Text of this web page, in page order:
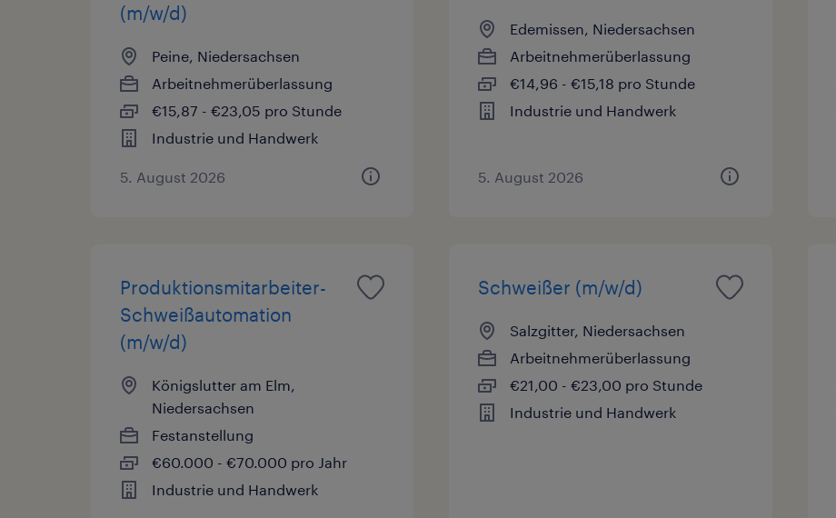
(m/w/d)
Peine, Niedersachsen
Arbeitnehmerüberlassung
€15,87 - €23,05 pro Stunde
Industrie und Handwerk
5. August 2026
Edemissen, Niedersachsen
Arbeitnehmerüberlassung
€14,96 - €15,18 pro Stunde
Industrie und Handwerk
5. August 2026
Produktionsmitarbeiter-
Schweißautomation
(m/w/d)
Königslutter am Elm,
Niedersachsen
Festanstellung
€60.000 - €70.000 pro Jahr
Industrie und Handwerk
Schweißer (m/w/d)
Salzgitter, Niedersachsen
Arbeitnehmerüberlassung
€21,00 - €23,00 pro Stunde
Industrie und Handwerk